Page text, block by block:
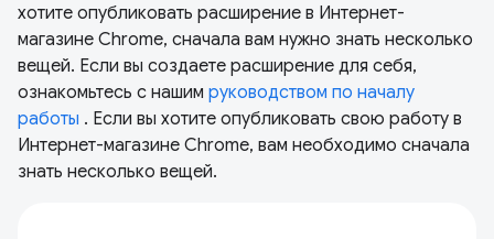
хотите опубликовать расширение в Интернет-
магазине Chrome, сначала вам нужно знать несколько
вещей. Если вы создаете расширение для себя,
ознакомьтесь с нашим руководством по началу
работы . Если вы хотите опубликовать свою работу в
Интернет-магазине Chrome, вам необходимо сначала
знать несколько вещей.